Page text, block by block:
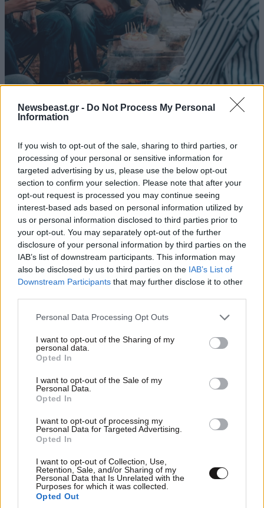
Newsbeast.gr - Do Not Process My Personal
Information
If you wish to opt-out of the sale, sharing to third parties, or
processing of your personal or sensitive information for
targeted advertising by us, please use the below opt-out
section to confirm your selection. Please note that after your
opt-out request is processed you may continue seeing
interest-based ads based on personal information utilized by
us or personal information disclosed to third parties prior to
your opt-out. You may separately opt-out of the further
disclosure of your personal information by third parties on the
IAB’s list of downstream participants. This information may
also be disclosed by us to third parties on the IAB’s List of
Downstream Participants that may further disclose it to other
Please note that this website/app uses one or more Google
not limited to your visit or usage behaviour. You may click to
grant or deny consent to Google and its third-party tags to
use your data for below specified purposes in below Google
consent section.
Personal Data Processing Opt Outs
I want to opt-out of the Sharing of my
personal data.
Opted In
I want to opt-out of the Sale of my
Personal Data.
Opted In
I want to opt-out of processing my
Personal Data for Targeted Advertising.
Opted In
I want to opt-out of Collection, Use,
Retention, Sale, and/or Sharing of my
Personal Data that Is Unrelated with the
Purposes for which it was collected.
Opted Out
Ογκολόγοι προειδοποιούν: Αυτές οι τροφές,
περνούν απαρατήρητες, αλλά καλό είναι να τις
βγάλετε από την καθημερινότητά σας
ύπνο για καλύτερα επίπεδα σακχάρου στο αίμα